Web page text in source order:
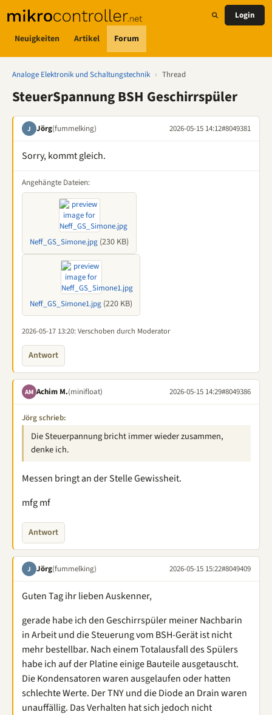
Neuigkeiten Artikel Forum
Login
Analoge Elektronik und Schaltungstechnik › Thread
SteuerSpannung BSH Geschirrspüler
J Jörg(fummelking) 2026-05-15 14:12#8049381
Sorry, kommt gleich.
Angehängte Dateien:
Neff_GS_Simone.jpg (230 KB)
Neff_GS_Simone1.jpg (220 KB)
2026-05-17 13:20: Verschoben durch Moderator
Antwort
AM Achim M.(minifloat) 2026-05-15 14:29#8049386
Jörg schrieb:
Die Steuerpannung bricht immer wieder zusammen,
denke ich.
Messen bringt an der Stelle Gewissheit.
mfg mf
Antwort
J Jörg(fummelking) 2026-05-15 15:22#8049409
Guten Tag ihr lieben Auskenner,
gerade habe ich den Geschirrspüler meiner Nachbarin
in Arbeit und die Steuerung vom BSH-Gerät ist nicht
mehr bestellbar. Nach einem Totalausfall des Spülers
habe ich auf der Platine einige Bauteile ausgetauscht.
Die Kondensatoren waren ausgelaufen oder hatten
schlechte Werte. Der TNY und die Diode an Drain waren
unauffällig. Das Verhalten hat sich jedoch nicht